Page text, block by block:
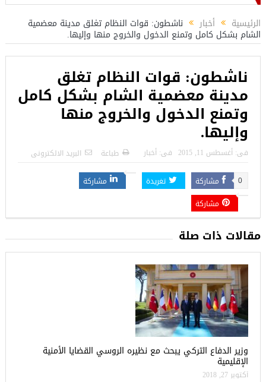
الرئيسية أخبار ناشطون: قوات النظام تغلق مدينة معضمية
الشام بشكل كامل وتمنع الدخول والخروج منها وإليها.
ناشطون: قوات النظام تغلق
مدينة معضمية الشام بشكل كامل
وتمنع الدخول والخروج منها
وإليها.
فى: أغسطس 11, 2015 فى: أخبار طباعة البريد الالكترونى
مشاركة 0 تغريدة
مشاركة
مشاركة
مقالات ذات صلة
وزير الدفاع التركي يبحث مع نظيره الروسي القضايا الأمنية
الإقليمية
أكتوبر 27, 2018